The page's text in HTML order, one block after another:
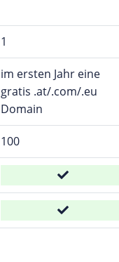
1
im ersten Jahr eine
gratis .at/.com/.eu
Domain
100